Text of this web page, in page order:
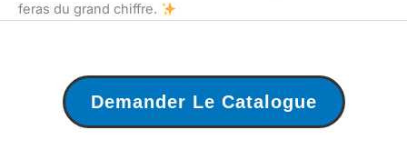
feras du grand chiffre.
Demander Le Catalogue